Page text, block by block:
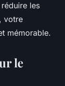
les
votre
mémorable.
le